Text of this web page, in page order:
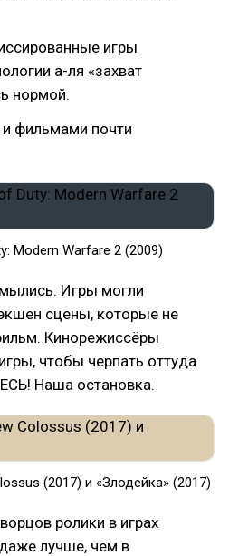
игры
а-ля «захват
нормой.
фильмами почти
Modern Warfare 2 (2009)
Игры могли
сцены, которые не
Кинорежиссёры
чтобы черпать оттуда
Наша остановка.
(2017) и «Злодейка» (2017)
ролики в играх
лучше, чем в